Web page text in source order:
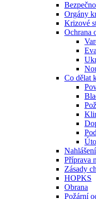
Orgány
Krizové
Ochrana
Co dělat
Příprava
Zásady
HOPKS
Obrana
Požární